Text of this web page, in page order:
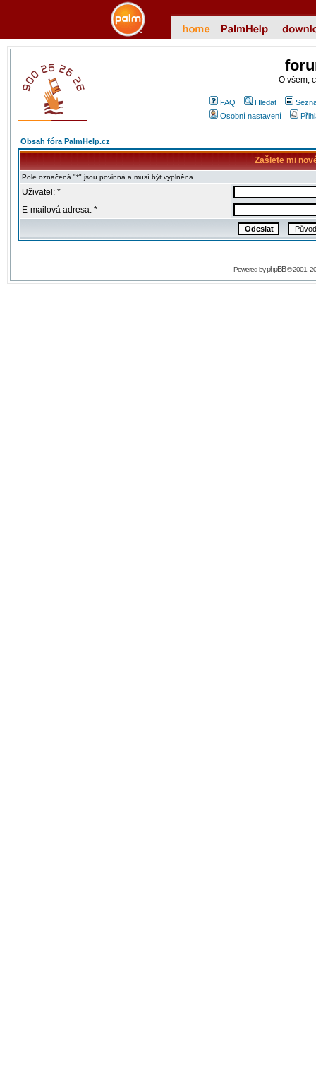
O všem,
FAQ Hledat
Osobní nastavení
Obsah fóra PalmHelp.cz
Zašlete mi
Pole označená "*" jsou povinná a musí být vyplněna
Uživatel: *
E-mailová adresa: *
Powered byphpBB© 2001,